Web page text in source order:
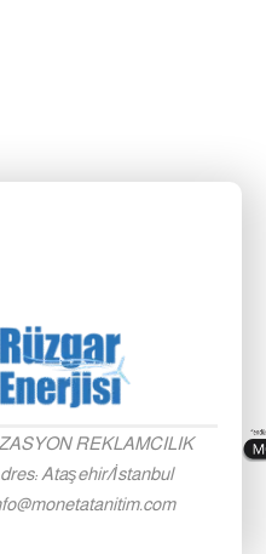
REKLAMCILIK
Ataşehir/İstanbul